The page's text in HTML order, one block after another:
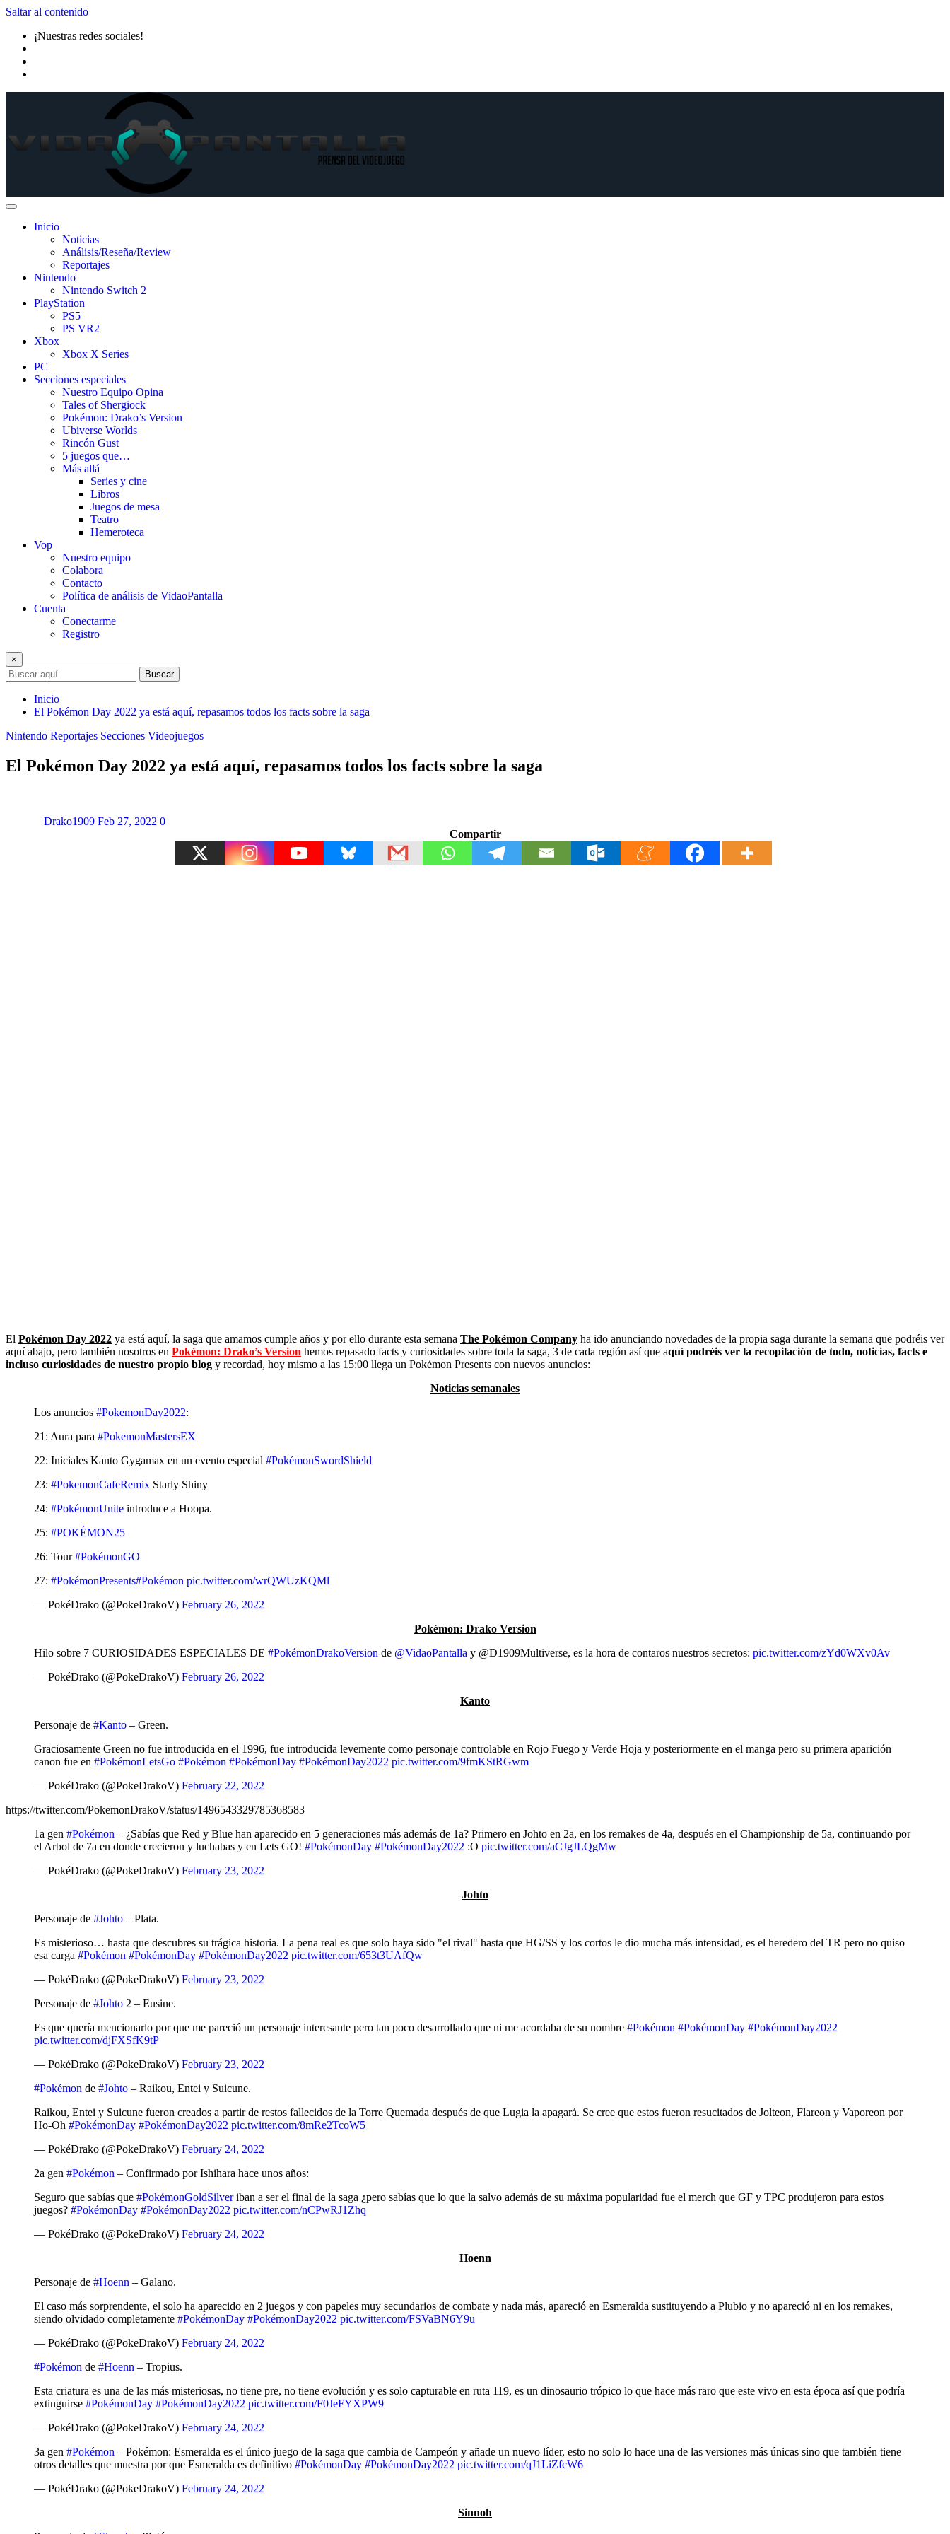
Saltar al contenido
¡Nuestras redes sociales!
Inicio
Noticias
Análisis/Reseña/Review
Reportajes
Nintendo
Nintendo Switch 2
PlayStation
PS5
PS VR2
Xbox
Xbox X Series
PC
Secciones especiales
Nuestro Equipo Opina
Tales of Shergiock
Pokémon: Drako’s Version
Ubiverse Worlds
Rincón Gust
5 juegos que…
Más allá
Series y cine
Libros
Juegos de mesa
Teatro
Hemeroteca
Vop
Nuestro equipo
Colabora
Contacto
Política de análisis de VidaoPantalla
Cuenta
Conectarme
Registro
×
Buscar
Inicio
El Pokémon Day 2022 ya está aquí, repasamos todos los facts sobre la saga
Nintendo Reportajes Secciones Videojuegos
El Pokémon Day 2022 ya está aquí, repasamos todos los facts sobre la saga
Drako1909 Feb 27, 2022 0
Compartir
El Pokémon Day 2022 ya está aquí, la saga que amamos cumple años y por ello durante esta semana The Pokémon Company ha ido anunciando novedades de la propia saga durante la semana que podréis ver
aquí abajo, pero también nosotros en Pokémon: Drako’s Version hemos repasado facts y curiosidades sobre toda la saga, 3 de cada región así que aquí podréis ver la recopilación de todo, noticias, facts e
incluso curiosidades de nuestro propio blog y recordad, hoy mismo a las 15:00 llega un Pokémon Presents con nuevos anuncios:
Noticias semanales
Los anuncios #PokemonDay2022:
21: Aura para #PokemonMastersEX
22: Iniciales Kanto Gygamax en un evento especial #PokémonSwordShield
23: #PokemonCafeRemix Starly Shiny
24: #PokémonUnite introduce a Hoopa.
25: #POKÉMON25
26: Tour#PokémonGO
27: #PokémonPresents#Pokémon pic.twitter.com/wrQWUzKQMl
— PokéDrako (@PokeDrakoV) February 26, 2022
Pokémon: Drako Version
Hilo sobre 7 CURIOSIDADES ESPECIALES DE #PokémonDrakoVersion de @VidaoPantalla y @D1909Multiverse, es la hora de contaros nuestros secretos: pic.twitter.com/zYd0WXv0Av
— PokéDrako (@PokeDrakoV) February 26, 2022
Kanto
Personaje de #Kanto – Green.
Graciosamente Green no fue introducida en el 1996, fue introducida levemente como personaje controlable en Rojo Fuego y Verde Hoja y posteriormente en el manga pero su primera aparición
canon fue en #PokémonLetsGo #Pokémon #PokémonDay #PokémonDay2022 pic.twitter.com/9fmKStRGwm
— PokéDrako (@PokeDrakoV) February 22, 2022
https://twitter.com/PokemonDrakoV/status/1496543329785368583
1a gen #Pokémon – ¿Sabías que Red y Blue han aparecido en 5 generaciones más además de 1a? Primero en Johto en 2a, en los remakes de 4a, después en el Championship de 5a, continuando por
el Arbol de 7a en donde crecieron y luchabas y en Lets GO! #PokémonDay #PokémonDay2022 :O pic.twitter.com/aCJgJLQgMw
— PokéDrako (@PokeDrakoV) February 23, 2022
Johto
Personaje de #Johto – Plata.
Es misterioso… hasta que descubres su trágica historia. La pena real es que solo haya sido "el rival" hasta que HG/SS y los cortos le dio mucha más intensidad, es el heredero del TR pero no quiso
esa carga #Pokémon #PokémonDay #PokémonDay2022 pic.twitter.com/653t3UAfQw
— PokéDrako (@PokeDrakoV) February 23, 2022
Personaje de #Johto 2 – Eusine.
Es que quería mencionarlo por que me pareció un personaje interesante pero tan poco desarrollado que ni me acordaba de su nombre #Pokémon #PokémonDay #PokémonDay2022
pic.twitter.com/djFXSfK9tP
— PokéDrako (@PokeDrakoV) February 23, 2022
#Pokémon de #Johto – Raikou, Entei y Suicune.
Raikou, Entei y Suicune fueron creados a partir de restos fallecidos de la Torre Quemada después de que Lugia la apagará. Se cree que estos fueron resucitados de Jolteon, Flareon y Vaporeon por
Ho-Oh #PokémonDay #PokémonDay2022 pic.twitter.com/8mRe2TcoW5
— PokéDrako (@PokeDrakoV) February 24, 2022
2a gen #Pokémon – Confirmado por Ishihara hace unos años:
Seguro que sabías que #PokémonGoldSilveriban a ser el final de la saga ¿pero sabías que lo que la salvo además de su máxima popularidad fue el merch que GF y TPC produjeron para estos
juegos? #PokémonDay #PokémonDay2022 pic.twitter.com/nCPwRJ1Zhq
— PokéDrako (@PokeDrakoV) February 24, 2022
Hoenn
Personaje de #Hoenn – Galano.
El caso más sorprendente, el solo ha aparecido en 2 juegos y con papeles muy secundarios de combate y nada más, apareció en Esmeralda sustituyendo a Plubio y no apareció ni en los remakes,
siendo olvidado completamente #PokémonDay #PokémonDay2022 pic.twitter.com/FSVaBN6Y9u
— PokéDrako (@PokeDrakoV) February 24, 2022
#Pokémon de #Hoenn – Tropius.
Esta criatura es una de las más misteriosas, no tiene pre, no tiene evolución y es solo capturable en ruta 119, es un dinosaurio trópico lo que hace más raro que este vivo en esta época así que podría
extinguirse #PokémonDay #PokémonDay2022 pic.twitter.com/F0JeFYXPW9
— PokéDrako (@PokeDrakoV) February 24, 2022
3a gen #Pokémon – Pokémon: Esmeralda es el único juego de la saga que cambia de Campeón y añade un nuevo líder, esto no solo lo hace una de las versiones más únicas sino que también tiene
otros detalles que muestra por que Esmeralda es definitivo #PokémonDay #PokémonDay2022 pic.twitter.com/qJ1LiZfcW6
— PokéDrako (@PokeDrakoV) February 24, 2022
Sinnoh